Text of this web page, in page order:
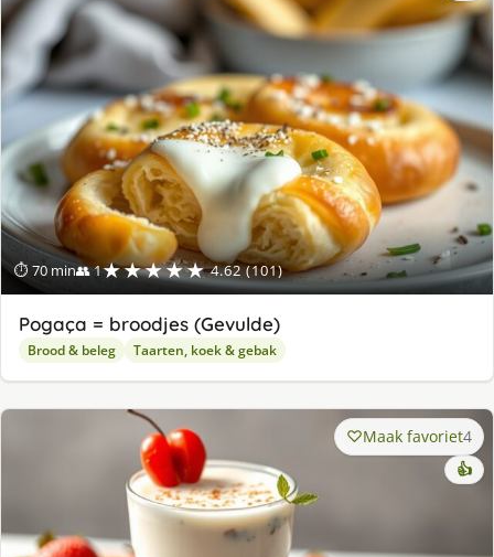
⏱ 70 min👥 1★★★★★ 4.62 (101)
Pogaça = broodjes (Gevulde)
Brood & beleg Taarten, koek & gebak
Maak favoriet4
👍